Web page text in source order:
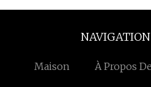
Maison À Propos